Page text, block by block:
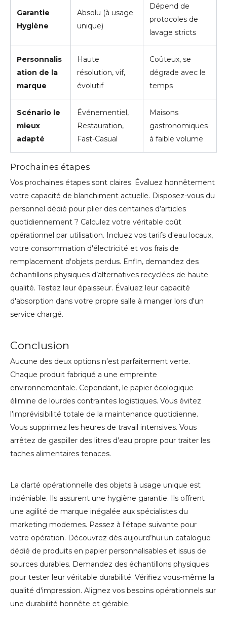
Garantie
Hygiène
Absolu (à usage
unique)
Dépend de
protocoles de
lavage stricts
Personnalis
ation de la
marque
Haute
résolution, vif,
évolutif
Coûteux, se
dégrade avec le
temps
Scénario le
mieux
adapté
Événementiel,
Restauration,
Fast-Casual
Maisons
gastronomiques
à faible volume
Prochaines étapes
Vos prochaines étapes sont claires. Évaluez honnêtement
votre capacité de blanchiment actuelle. Disposez-vous du
personnel dédié pour plier des centaines d’articles
quotidiennement ? Calculez votre véritable coût
opérationnel par utilisation. Incluez vos tarifs d'eau locaux,
votre consommation d'électricité et vos frais de
remplacement d'objets perdus. Enfin, demandez des
échantillons physiques d’alternatives recyclées de haute
qualité. Testez leur épaisseur. Évaluez leur capacité
d'absorption dans votre propre salle à manger lors d'un
service chargé.
Conclusion
Aucune des deux options n’est parfaitement verte.
Chaque produit fabriqué a une empreinte
environnementale. Cependant, le papier écologique
élimine de lourdes contraintes logistiques. Vous évitez
l’imprévisibilité totale de la maintenance quotidienne.
Vous supprimez les heures de travail intensives. Vous
arrêtez de gaspiller des litres d’eau propre pour traiter les
taches alimentaires tenaces.
La clarté opérationnelle des objets à usage unique est
indéniable. Ils assurent une hygiène garantie. Ils offrent
une agilité de marque inégalée aux spécialistes du
marketing modernes. Passez à l'étape suivante pour
votre opération. Découvrez dès aujourd’hui un catalogue
dédié de produits en papier personnalisables et issus de
sources durables. Demandez des échantillons physiques
pour tester leur véritable durabilité. Vérifiez vous-même la
qualité d'impression. Alignez vos besoins opérationnels sur
une durabilité honnête et gérable.